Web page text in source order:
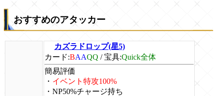
おすすめのアタッカー
カズラドロップ(星5)
カード:BAAQQ /宝具:Quick全体
簡易評価
・ イベント特攻100%
・NP50%チャージ持ち